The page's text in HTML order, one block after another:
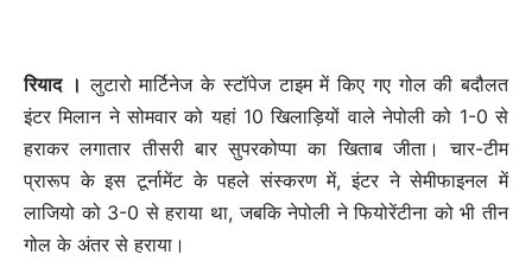
रियाद । लुटारो मार्टिनेज के स्टॉपेज टाइम में किए गए गोल की बदौलत
इंटर मिलान ने सोमवार को यहां 10 खिलाड़ियों वाले नेपोली को 1-0 से
हराकर लगातार तीसरी बार सुपरकोप्पा का खिताब जीता। चार-टीम
प्रारूप के इस टूर्नामेंट के पहले संस्करण में, इंटर ने सेमीफाइनल में
लाजियो को 3-0 से हराया था, जबकि नेपोली ने फियोरेंटीना को भी तीन
गोल के अंतर से हराया।